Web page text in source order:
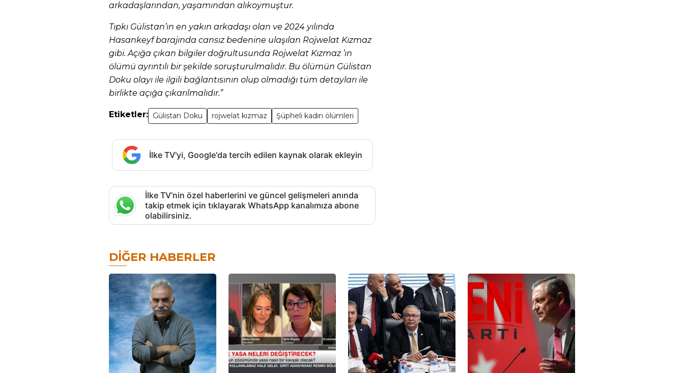
arkadaşlarından, yaşamından alıkoymuştur.
Tıpkı Gülistan’ın en yakın arkadaşı olan ve 2024 yılında
Hasankeyf barajında cansız bedenine ulaşılan Rojwelat Kızmaz
gibi. Açığa çıkan bilgiler doğrultusunda Rojwelat Kızmaz ’ın
ölümü ayrıntılı bir şekilde soruşturulmalıdır. Bu ölümün Gülistan
Doku olayı ile ilgili bağlantısının olup olmadığı tüm detayları ile
birlikte açığa çıkarılmalıdır.”
Etiketler: Gülistan Doku rojwelat kızmaz Şüpheli kadın ölümleri
İlke TV'yi, Google'da tercih edilen kaynak olarak ekleyin
İlke TV’nin özel haberlerini ve güncel gelişmeleri anında
takip etmek için tıklayarak WhatsApp kanalımıza abone
olabilirsiniz.
DIĞER HABERLER